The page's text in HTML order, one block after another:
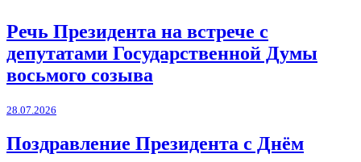
Речь Президента на встрече с
депутатами Государственной Думы
восьмого созыва
28.07.2026
Поздравление Президента с Днём